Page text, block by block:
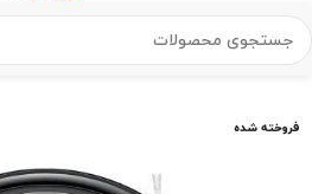
خانه/خانه هوشمند/جارو رباتیک/جارو
فروخته شده